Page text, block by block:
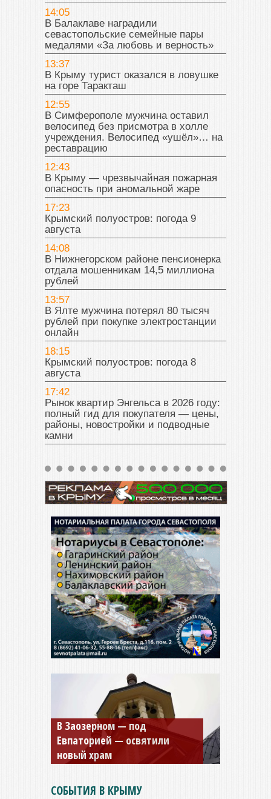
14:05
В Балаклаве наградили
севастопольские семейные пары
медалями «За любовь и верность»
13:37
В Крыму турист оказался в ловушке
на горе Таракташ
12:55
В Симферополе мужчина оставил
велосипед без присмотра в холле
учреждения. Велосипед «ушёл»… на
реставрацию
12:43
В Крыму — чрезвычайная пожарная
опасность при аномальной жаре
17:23
Крымский полуостров: погода 9
августа
14:08
В Нижнегорском районе пенсионерка
отдала мошенникам 14,5 миллиона
рублей
13:57
В Ялте мужчина потерял 80 тысяч
рублей при покупке электростанции
онлайн
18:15
Крымский полуостров: погода 8
августа
17:42
Рынок квартир Энгельса в 2026 году:
полный гид для покупателя — цены,
районы, новостройки и подводные
камни
В Заозерном — под
Евпаторией — освятили
новый храм
Мужской монастырь Косьмы
и Дамиана в Крыму вновь
открыт для посещения
СОБЫТИЯ В КРЫМУ